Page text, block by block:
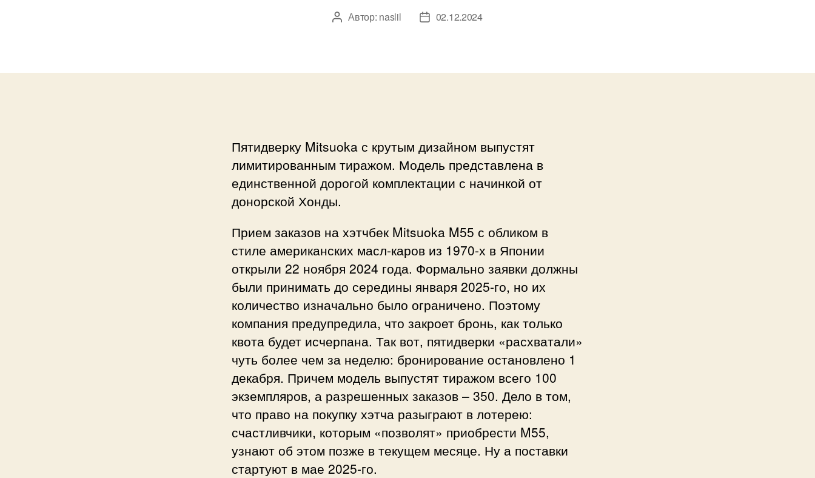
Автор
Автор: naslil
Дата02.12.2024
Пятидверку Mitsuoka с крутым дизайном выпустят
лимитированным тиражом. Модель представлена в
единственной дорогой комплектации с начинкой от
донорской Хонды.
Прием заказов на хэтчбек Mitsuoka M55 с обликом в
стиле американских масл-каров из 1970-х в Японии
открыли 22 ноября 2024 года. Формально заявки должны
были принимать до середины января 2025-го, но их
количество изначально было ограничено. Поэтому
компания предупредила, что закроет бронь, как только
квота будет исчерпана. Так вот, пятидверки «расхватали»
чуть более чем за неделю: бронирование остановлено 1
декабря. Причем модель выпустят тиражом всего 100
экземпляров, а разрешенных заказов – 350. Дело в том,
что право на покупку хэтча разыграют в лотерею:
счастливчики, которым «позволят» приобрести M55,
узнают об этом позже в текущем месяце. Ну а поставки
стартуют в мае 2025-го.